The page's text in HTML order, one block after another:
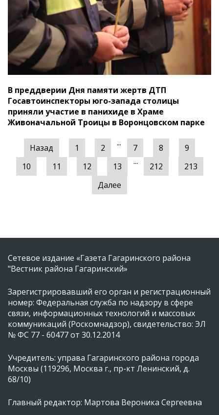
В преддверии Дня памяти жертв ДТП
Госавтоинспекторы юго-запада столицы
приняли участие в панихиде в Храме
Живоначальной Троицы в Воронцовском парке
Назад 1 2 ... 7 8
9
10
11 12 13 ... 212
213
Далее
Сетевое издание «Газета Гагаринского района
"Вестник района Гагаринский»
Зарегистрировавший его орган и регистрационный
номер: Федеральная служба по надзору в сфере
связи, информационных технологий и массовых
коммуникаций (Роскомнадзор), свидетельство: ЭЛ
№ ФС 77 - 60477 от 30.12.2014
Учредитель: управа Гагаринского района города
Москвы (119296, Москва г., пр-кт Ленинский, д.
68/10)
Главный редактор: Мартова Вероника Сергеевна